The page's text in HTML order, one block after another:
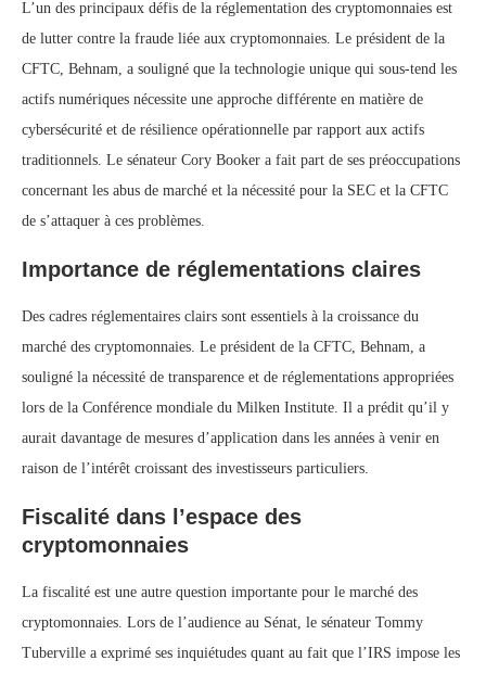
L’un des principaux défis de la réglementation des cryptomonnaies est
de lutter contre la fraude liée aux cryptomonnaies. Le président de la
CFTC, Behnam, a souligné que la technologie unique qui sous-tend les
actifs numériques nécessite une approche différente en matière de
cybersécurité et de résilience opérationnelle par rapport aux actifs
traditionnels. Le sénateur Cory Booker a fait part de ses préoccupations
concernant les abus de marché et la nécessité pour la SEC et la CFTC
de s’attaquer à ces problèmes.
Importance de réglementations claires
Des cadres réglementaires clairs sont essentiels à la croissance du
marché des cryptomonnaies. Le président de la CFTC, Behnam, a
souligné la nécessité de transparence et de réglementations appropriées
lors de la Conférence mondiale du Milken Institute. Il a prédit qu’il y
aurait davantage de mesures d’application dans les années à venir en
raison de l’intérêt croissant des investisseurs particuliers.
Fiscalité dans l’espace des
cryptomonnaies
La fiscalité est une autre question importante pour le marché des
cryptomonnaies. Lors de l’audience au Sénat, le sénateur Tommy
Tuberville a exprimé ses inquiétudes quant au fait que l’IRS impose les